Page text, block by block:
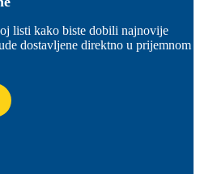
listi kako biste dobili najnovije
dostavljene direktno u prijemnom